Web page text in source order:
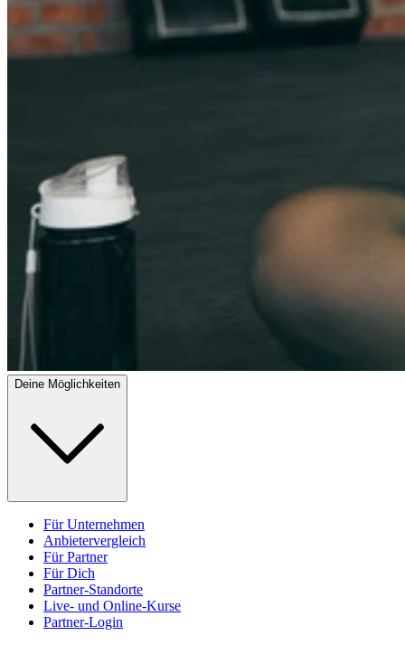
Deine Möglichkeiten
Für Unternehmen
Anbietervergleich
Für Partner
Für Dich
Partner-Standorte
Live- und Online-Kurse
Partner-Login